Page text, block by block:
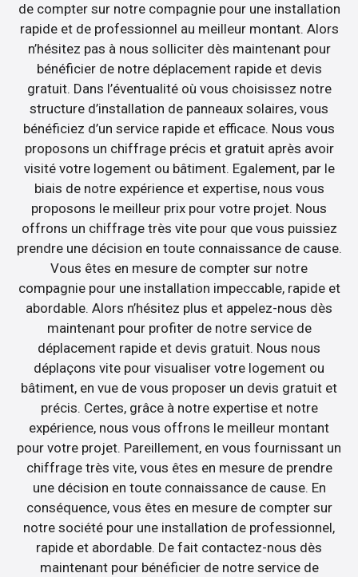
de compter sur notre compagnie pour une installation
rapide et de professionnel au meilleur montant. Alors
n’hésitez pas à nous solliciter dès maintenant pour
bénéficier de notre déplacement rapide et devis
gratuit. Dans l’éventualité où vous choisissez notre
structure d’installation de panneaux solaires, vous
bénéficiez d’un service rapide et efficace. Nous vous
proposons un chiffrage précis et gratuit après avoir
visité votre logement ou bâtiment. Egalement, par le
biais de notre expérience et expertise, nous vous
proposons le meilleur prix pour votre projet. Nous
offrons un chiffrage très vite pour que vous puissiez
prendre une décision en toute connaissance de cause.
Vous êtes en mesure de compter sur notre
compagnie pour une installation impeccable, rapide et
abordable. Alors n’hésitez plus et appelez-nous dès
maintenant pour profiter de notre service de
déplacement rapide et devis gratuit. Nous nous
déplaçons vite pour visualiser votre logement ou
bâtiment, en vue de vous proposer un devis gratuit et
précis. Certes, grâce à notre expertise et notre
expérience, nous vous offrons le meilleur montant
pour votre projet. Pareillement, en vous fournissant un
chiffrage très vite, vous êtes en mesure de prendre
une décision en toute connaissance de cause. En
conséquence, vous êtes en mesure de compter sur
notre société pour une installation de professionnel,
rapide et abordable. De fait contactez-nous dès
maintenant pour bénéficier de notre service de